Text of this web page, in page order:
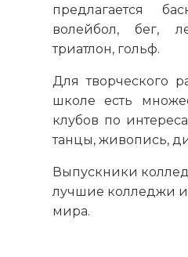
предлагается
волейбол, бег,
триатлон, гольф.
Для творческого
школе есть
клубов по
танцы, живопись,
Выпускники
лучшие колледжи и
мира.